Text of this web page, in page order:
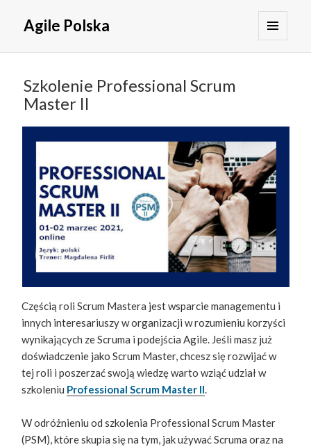
Agile Polska
Szkolenie Professional Scrum
Master II
Częścią roli Scrum Mastera jest wsparcie managementu i
innych interesariuszy w organizacji w rozumieniu korzyści
wynikających ze Scruma i podejścia Agile. Jeśli masz już
doświadczenie jako Scrum Master, chcesz się rozwijać w
tej roli i poszerzać swoją wiedzę warto wziąć udział w
szkoleniu Professional Scrum Master II.
W odróżnieniu od szkolenia Professional Scrum Master
(PSM), które skupia się na tym, jak używać Scruma oraz na